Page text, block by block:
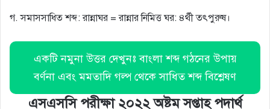
গ. সমাসসাধিত শব্দ: রান্নাঘর = রান্নার নিমিত্ত ঘর: ৪র্থী তৎপুরুষ।
একটি নমুনা উত্তর দেখুনঃ বাংলা শব্দ গঠনের উপায়
বর্ণনা এবং মমতাদি গল্প থেকে সাধিত শব্দ বিশ্লেষণ
এসএসসি পরীক্ষা ২০২২ অষ্টম সপ্তাহ পদার্থ